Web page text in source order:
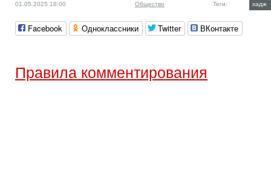
01.05.2025 18:00 Общество Теги: хадж
Facebook Одноклассники Twitter ВКонтакте
Правила комментирования